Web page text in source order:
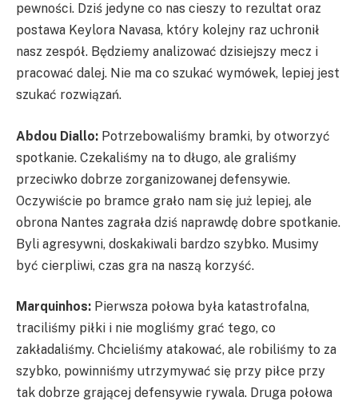
pewności. Dziś jedyne co nas cieszy to rezultat oraz
postawa Keylora Navasa, który kolejny raz uchronił
nasz zespół. Będziemy analizować dzisiejszy mecz i
pracować dalej. Nie ma co szukać wymówek, lepiej jest
szukać rozwiązań.
Abdou Diallo: Potrzebowaliśmy bramki, by otworzyć
spotkanie. Czekaliśmy na to długo, ale graliśmy
przeciwko dobrze zorganizowanej defensywie.
Oczywiście po bramce grało nam się już lepiej, ale
obrona Nantes zagrała dziś naprawdę dobre spotkanie.
Byli agresywni, doskakiwali bardzo szybko. Musimy
być cierpliwi, czas gra na naszą korzyść.
Marquinhos: Pierwsza połowa była katastrofalna,
traciliśmy piłki i nie mogliśmy grać tego, co
zakładaliśmy. Chcieliśmy atakować, ale robiliśmy to za
szybko, powinniśmy utrzymywać się przy piłce przy
tak dobrze grającej defensywie rywala. Druga połowa